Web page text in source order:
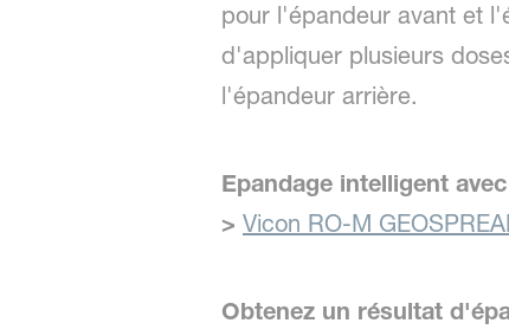
pour l'épandeur avant et
d'appliquer plusieurs
l'épandeur arrière.
Epandage intelligent
> Vicon RO-M
Obtenez un résultat